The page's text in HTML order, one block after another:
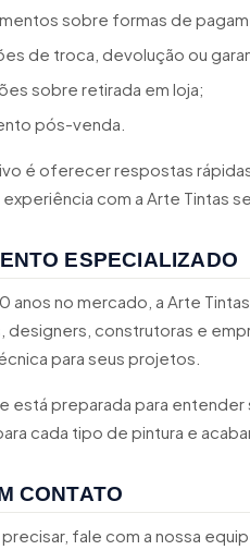
sobre formas de
de troca, devolução ou
sobre retirada em loja;
pós-venda.
é oferecer respostas
experiência com a Arte Tintas
ESPECIALIZADO
anos no mercado, a Arte
designers, construtoras e
para seus projetos.
está preparada para
cada tipo de pintura e
CONTATO
fale com a nossa